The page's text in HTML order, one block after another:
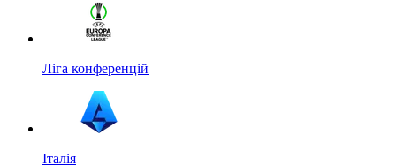
Ліга конференцій
Італія